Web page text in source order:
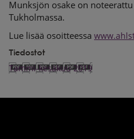
Munksjön osake on
Tukholmassa.
Lue lisää osoitteessa
Tiedostot
Tammi-kesäkuu 2019